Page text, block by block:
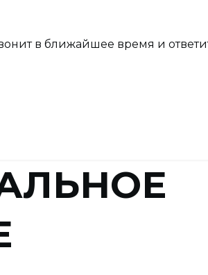
в ближайшее время и